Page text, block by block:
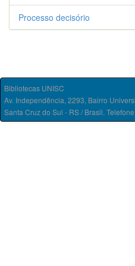
Processo decisório
Bibliotecas UNISC
Av. Independência, 2293, Bairro
Santa Cruz do Sul - RS / Brasil.